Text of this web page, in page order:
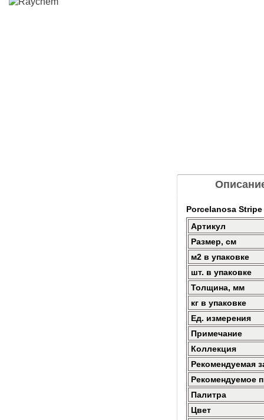
Porcelanosa Stripe
Артикул
Размер, см
м2 в упаковке
шт. в упаковке
Толщина, мм
кг в упаковке
Ед. измерения
Примечание
Коллекция
Рекомендуемая
Рекомендуемое
Палитра
Цвет